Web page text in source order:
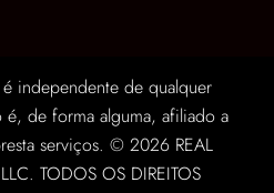
independente de qualquer
é, de forma alguma, afiliado a
serviços. © 2026 REAL
TODOS OS DIREITOS